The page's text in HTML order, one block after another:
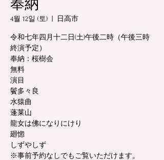
奉納
4월 12일 (토) 日高市
令和七年四月十二日(土)午後二時（午後三時
終演予定）
奉納：桜樹会
無料
演目
鬢多々良
水猿曲
蓬莱山
龍女は佛になりにけり
廻惚
しずやしず
※事前予約なしでもご覧いただけます。